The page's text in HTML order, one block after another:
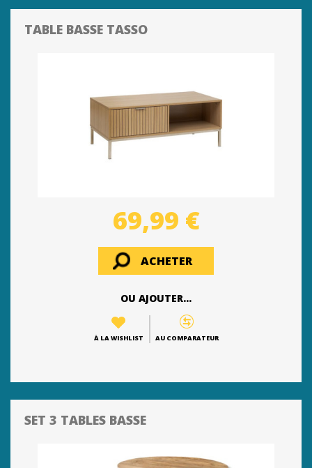
TABLE BASSE TASSO
69,99 €
ACHETER
OU AJOUTER...
À LA WISHLIST AU COMPARATEUR
SET 3 TABLES BASSE